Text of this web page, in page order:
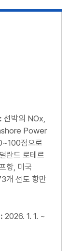
선박의 NOx,
Power
점으로
란드 로테르
항, 미국
개 선도 항만
2026. 1. 1. ~